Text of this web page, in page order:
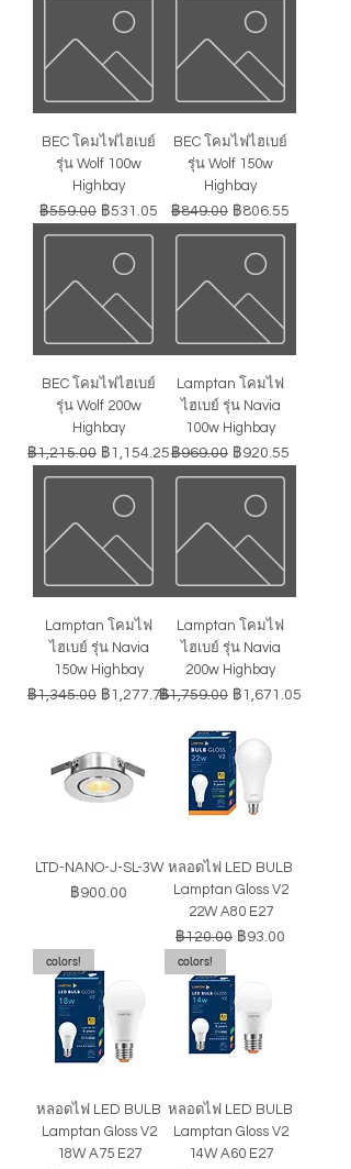
BEC โคมไฟไฮเบย์
รุ่น Wolf 100w
Highbay
ราคาปกติ
฿559.00 ราคาขายลด
฿531.05
BEC โคมไฟไฮเบย์
รุ่น Wolf 150w
Highbay
ราคาปกติ
฿849.00 ราคาขายลด
฿806.55
BEC โคมไฟไฮเบย์
รุ่น Wolf 200w
Highbay
ราคาปกติ
฿1,215.00 ราคาขายลด
฿1,154.25
Lamptan โคมไฟ
ไฮเบย์ รุ่น Navia
100w Highbay
ราคาปกติ
฿969.00 ราคาขายลด
฿920.55
Lamptan โคมไฟ
ไฮเบย์ รุ่น Navia
150w Highbay
ราคาปกติ
฿1,345.00 ราคาขายลด
฿1,277.75
Lamptan โคมไฟ
ไฮเบย์ รุ่น Navia
200w Highbay
ราคาปกติ
฿1,759.00 ราคาขายลด
฿1,671.05
LTD-NANO-J-SL-3W
ราคา
฿900.00
หลอดไฟ LED BULB
Lamptan Gloss V2
22W A80 E27
ราคาปกติ
฿120.00 ราคาขายลด
฿93.00
colors!
หลอดไฟ LED BULB
Lamptan Gloss V2
18W A75 E27
colors!
หลอดไฟ LED BULB
Lamptan Gloss V2
14W A60 E27